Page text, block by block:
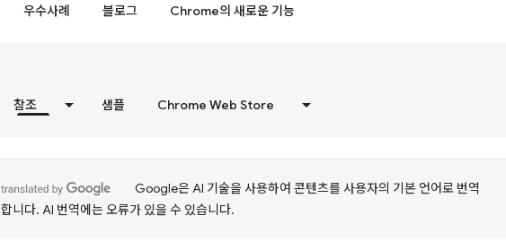
우수사례 블로그 Chrome의 새로운 기능
참조 샘플 Chrome Web Store
Google은 AI 기술을 사용하여 콘텐츠를 사용자의 기본 언어로 번역
합니다. AI 번역에는 오류가 있을 수 있습니다.